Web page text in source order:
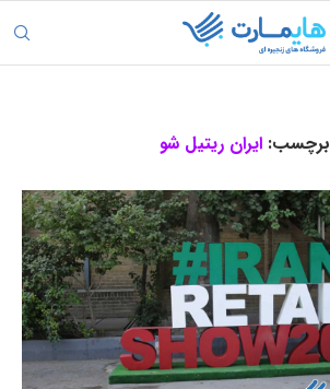
برچسب: ایران ریتیل شو